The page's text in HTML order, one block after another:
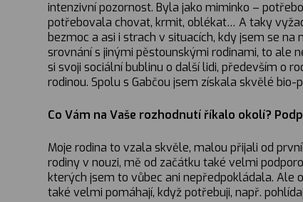
intenzivní pozornost. Byla jako miminko –
potřebovala chovat, krmit, oblékat… A taky
bezmoc a asi i strach v situacích, kdy jsem se
srovnání s jinými pěstounskými rodinami, to ale
si svoji sociální bublinu o další lidi, především o
rodinou. Spolu s Gabčou jsem získala skvělé
Co Vám na Vaše rozhodnutí říkalo okolí?
Moje rodina to vzala skvěle, malou přijali od
rodiny v nouzi, mě od začátku také velmi
kterých jsem to vůbec ani nepředpokládala. Ale
také velmi pomáhají, když potřebuji, např.